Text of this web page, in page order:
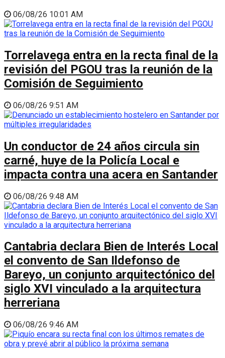
06/08/26 10:01 AM
Torrelavega entra en la recta final de la
revisión del PGOU tras la reunión de la
Comisión de Seguimiento
06/08/26 9:51 AM
Un conductor de 24 años circula sin
carné, huye de la Policía Local e
impacta contra una acera en Santander
06/08/26 9:48 AM
Cantabria declara Bien de Interés Local
el convento de San Ildefonso de
Bareyo, un conjunto arquitectónico del
siglo XVI vinculado a la arquitectura
herreriana
06/08/26 9:46 AM